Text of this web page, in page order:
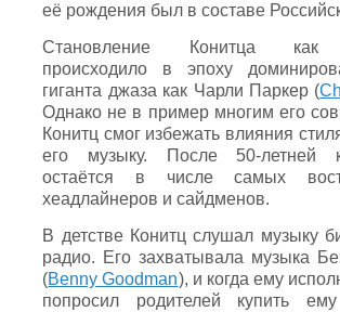
её рождения был в составе
Становление Конитца как
происходило в эпоху
гиганта джаза как Чарли Паркер (
Однако не в пример многим его
Конитц смог избежать влияния
его музыку. После 50-летней
остаётся в числе самых
хеадлайнеров и сайдменов.
В детстве Конитц слушал музыку
радио. Его захватывала музыка
(Benny Goodman), и когда ему
попросил родителей купить